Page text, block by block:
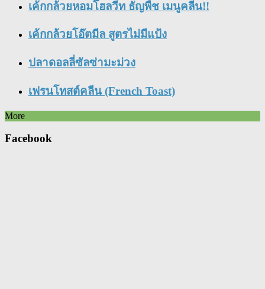
เค้กกล้วยหอมโฮลวีท ธัญพืช เมนูคลีน!!
เค้กกล้วยโอ๊ตมีล สูตรไม่มีแป้ง
ปลาดอลลี่ซัลซ่ามะม่วง
เฟรนโทสต์คลีน (French Toast)
More
Facebook